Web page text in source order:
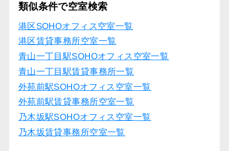
類似条件で空室検索
港区SOHOオフィス空室一覧
港区賃貸事務所空室一覧
青山一丁目駅SOHOオフィス空室一覧
青山一丁目駅賃貸事務所一覧
外苑前駅SOHOオフィス空室一覧
外苑前駅賃貸事務所空室一覧
乃木坂駅SOHOオフィス空室一覧
乃木坂賃貸事務所空室一覧